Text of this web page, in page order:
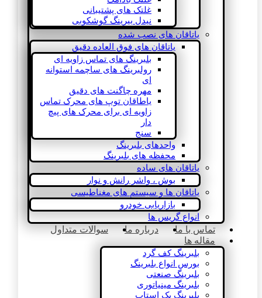
غلتک های پشتیبانی
نیدل بیرینگ گوشکوبی
یاتاقان های نصب شده
یاتاقان های فوق العاده دقیق
بلبرینگ های تماس زاویه ای
رولبرینگ های ساچمه استوانه
ای
مهره چاگنت های دقیق
یاطاقان توپ های محرک تماس
زاویه ای برای محرک های پیچ
دار
سنج
واحدهای بلبرینگ
محفظه های بلبرینگ
یاتاقان های ساده
بوش ، واشر رانش و نوار
یاتاقان ها و سیستم های مغناطیسی
بازاریابی خودرو
انواع گریس ها
تماس با ما درباره ما
سوالات متداول
مقاله ها
بلبرینگ کف گرد
بورس انواع بلبرینگ
بلبرینگ صنعتی
بلبرینگ مینیاتوری
بلبرینگ بک استاپ